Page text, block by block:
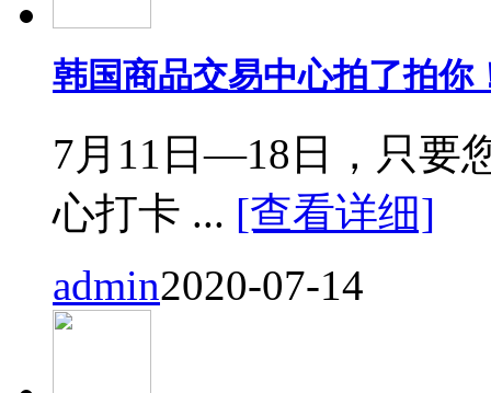
韩国商品交易中心拍了拍你
7月11日—18日，只要
心打卡 ... [查看详细]
admin2020-07-14